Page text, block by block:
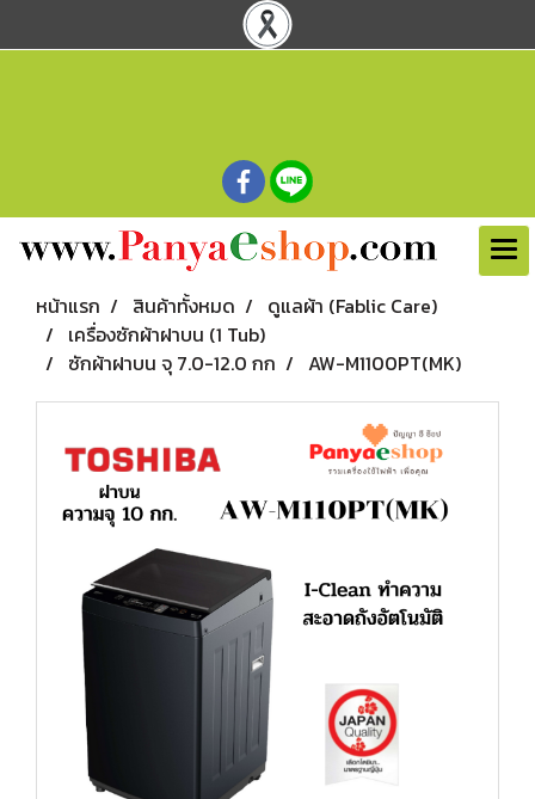
หน้าแรก สินค้าทั้งหมด
ดูแลผ้า (Fablic Care)
เครื่องซักผ้าฝาบน (1 Tub)
ซักผ้าฝาบน จุ 7.0-12.0 กก
AW-M1100PT(MK)